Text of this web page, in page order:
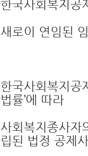
한국사회복지
새로이 연임된
한국사회복지공
법률’에 따라
사회복지종사
립된 법정 공제